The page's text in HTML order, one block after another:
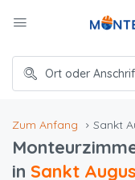
Zum Anfang Sankt
in Sankt